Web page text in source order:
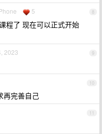
8
5
程了 现在可以正式开始
9
2023
10
再完善自己
11